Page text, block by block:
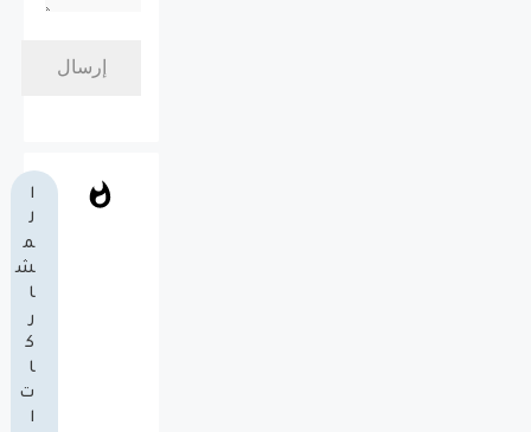
ا
ل
م
ش
ا
ر
ك
ا
ت
ا